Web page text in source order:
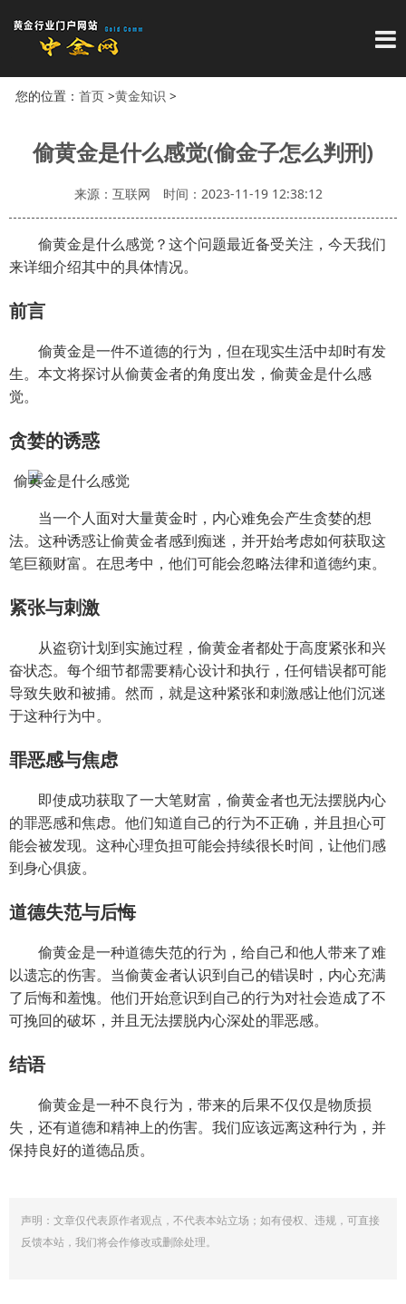
导
您的位置： 首页>黄金知识 >
偷黄金是什么感觉(偷金子怎么判刑)
来源：互联网 时间：2023-11-19 12:38:12
偷黄金是什么感觉？这个问题最近备受关注，今天我们
来详细介绍其中的具体情况。
前言
偷黄金是一件不道德的行为，但在现实生活中却时有发
生。本文将探讨从偷黄金者的角度出发，偷黄金是什么感
觉。
贪婪的诱惑
当一个人面对大量黄金时，内心难免会产生贪婪的想
法。这种诱惑让偷黄金者感到痴迷，并开始考虑如何获取这
笔巨额财富。在思考中，他们可能会忽略法律和道德约束。
紧张与刺激
从盗窃计划到实施过程，偷黄金者都处于高度紧张和兴
奋状态。每个细节都需要精心设计和执行，任何错误都可能
导致失败和被捕。然而，就是这种紧张和刺激感让他们沉迷
于这种行为中。
罪恶感与焦虑
即使成功获取了一大笔财富，偷黄金者也无法摆脱内心
的罪恶感和焦虑。他们知道自己的行为不正确，并且担心可
能会被发现。这种心理负担可能会持续很长时间，让他们感
到身心俱疲。
道德失范与后悔
偷黄金是一种道德失范的行为，给自己和他人带来了难
以遗忘的伤害。当偷黄金者认识到自己的错误时，内心充满
了后悔和羞愧。他们开始意识到自己的行为对社会造成了不
可挽回的破坏，并且无法摆脱内心深处的罪恶感。
结语
偷黄金是一种不良行为，带来的后果不仅仅是物质损
失，还有道德和精神上的伤害。我们应该远离这种行为，并
保持良好的道德品质。
声明：文章仅代表原作者观点，不代表本站立场；如有侵权、违规，可直接
反馈本站，我们将会作修改或删除处理。